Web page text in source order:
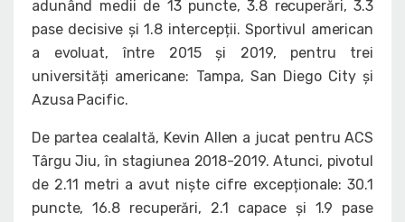
adunând medii de 13 puncte, 3.8 recuperări, 3.3
pase decisive și 1.8 intercepții. Sportivul american
a evoluat, între 2015 și 2019, pentru trei
universități americane: Tampa, San Diego City și
Azusa Pacific.
De partea cealaltă, Kevin Allen a jucat pentru ACS
Târgu Jiu, în stagiunea 2018-2019. Atunci, pivotul
de 2.11 metri a avut niște cifre excepționale: 30.1
puncte, 16.8 recuperări, 2.1 capace și 1.9 pase